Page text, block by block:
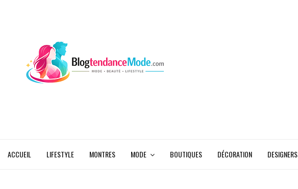
ACCUEIL LIFESTYLE MONTRES MODE BOUTIQUES DÉCORATION DESIGNERS